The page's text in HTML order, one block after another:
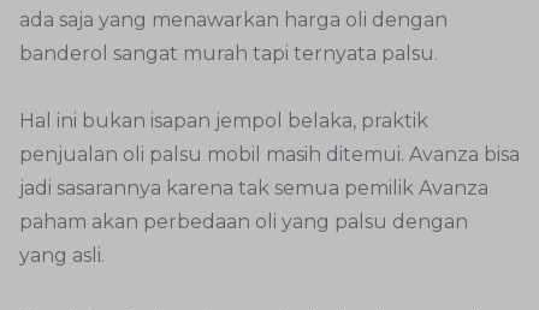
ada saja yang menawarkan harga oli dengan
banderol sangat murah tapi ternyata palsu.
Hal ini bukan isapan jempol belaka, praktik
penjualan oli palsu mobil masih ditemui. Avanza bisa
jadi sasarannya karena tak semua pemilik Avanza
paham akan perbedaan oli yang palsu dengan
yang asli.